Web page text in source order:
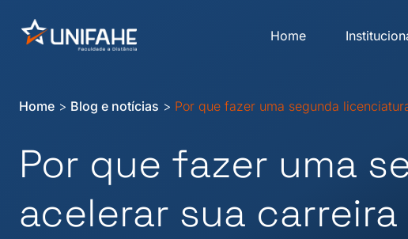
Home
Home > Blog e notícias > Por que fazer uma segunda
Por que fazer uma
acelerar sua